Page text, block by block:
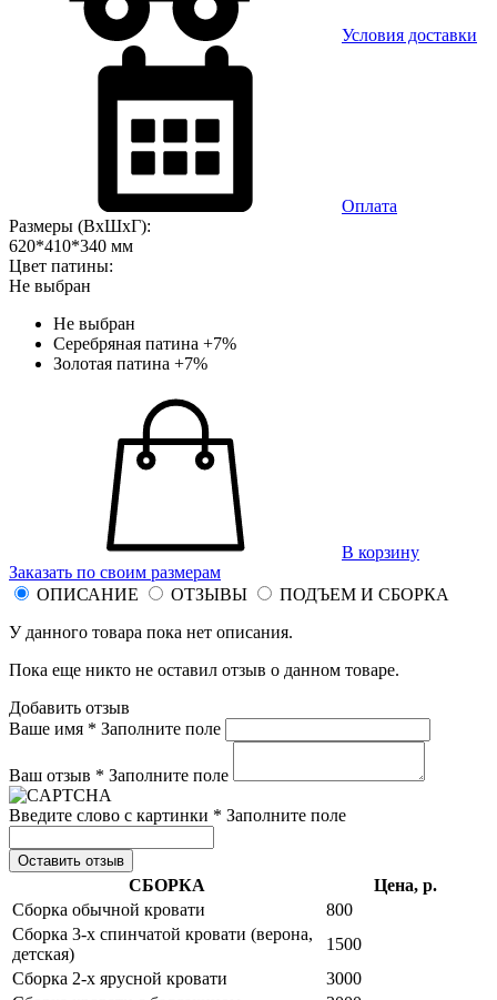
Условия доставки
Оплата
Размеры (ВхШхГ):
620*410*340 мм
Цвет патины:
Не выбран
Не выбран
Серебряная патина +7%
Золотая патина +7%
В корзину
Заказать по своим размерам
ОПИСАНИЕ
ОТЗЫВЫ
ПОДЪЕМ И СБОРКА
У данного товара пока нет описания.
Пока еще никто не оставил отзыв о данном товаре.
Добавить отзыв
Ваше имя * Заполните поле
Ваш отзыв * Заполните поле
Введите слово с картинки * Заполните поле
Оставить отзыв
СБОРКА
Цена, р.
Сборка обычной кровати
800
Сборка 3-х спинчатой кровати (верона,
детская)
1500
Сборка 2-х ярусной кровати
3000